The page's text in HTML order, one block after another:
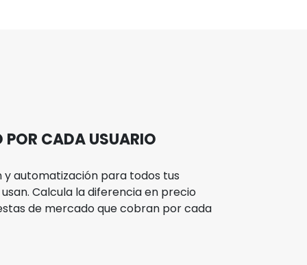
POR CADA USUARIO
automatización para todos tus
Calcula la diferencia en precio
de mercado que cobran por cada